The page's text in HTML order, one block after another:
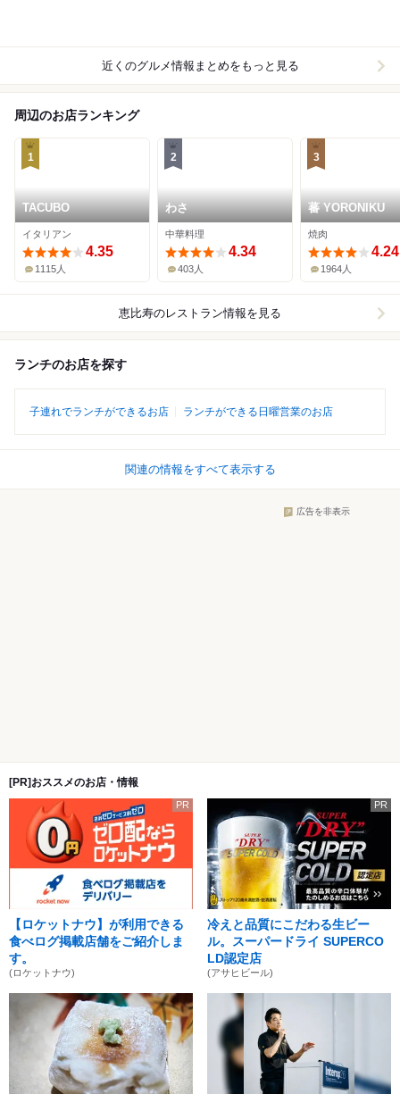
近くのグルメ情報まとめをもっと見る
周辺のお店ランキング
1
TACUBO
イタリアン
4.35
1115人
2
わさ
中華料理
4.34
403人
3
蕃 YORONIKU
焼肉
4.24
1964人
恵比寿のレストラン情報を見る
ランチのお店を探す
子連れでランチができるお店 ランチができる日曜営業のお店
関連の情報をすべて表示する
広告を非表示
[PR]おススメのお店・情報
PR
【ロケットナウ】が利用できる
食べログ掲載店舗をご紹介しま
す。
(ロケットナウ)
PR
冷えと品質にこだわる生ビー
ル。スーパードライ SUPERCO
LD認定店
(アサヒビール)